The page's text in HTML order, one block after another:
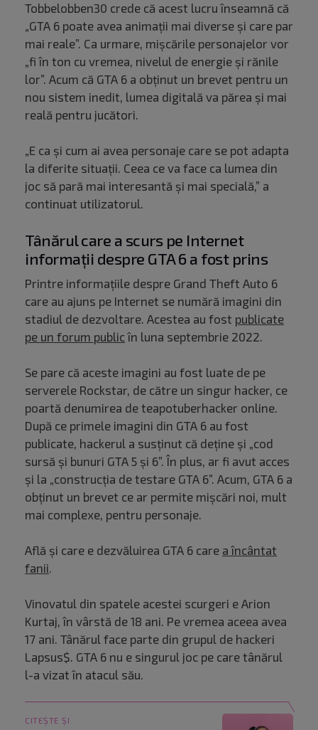
Tobbelobben30 crede că acest lucru înseamnă că
„GTA 6 poate avea animații mai diverse și care par
mai reale”. Ca urmare, mișcările personajelor vor
„fi în ton cu vremea, nivelul de energie și rănile
lor”. Acum că GTA 6 a obținut un brevet pentru un
nou sistem inedit, lumea digitală va părea și mai
reală pentru jucători.
„E ca și cum ai avea personaje care se pot adapta
la diferite situații. Ceea ce va face ca lumea din
joc să pară mai interesantă și mai specială,” a
continuat utilizatorul.
Tânărul care a scurs pe Internet
informații despre GTA 6 a fost prins
Printre informațiile despre Grand Theft Auto 6
care au ajuns pe Internet se numără imagini din
stadiul de dezvoltare. Acestea au fost publicate
pe un forum publicîn luna septembrie 2022.
Se pare că aceste imagini au fost luate de pe
serverele Rockstar, de către un singur hacker, ce
poartă denumirea de teapotuberhacker online.
După ce primele imagini din GTA 6 au fost
publicate, hackerul a susținut că deține și „cod
sursă și bunuri GTA 5 și 6”. În plus, ar fi avut acces
și la „construcția de testare GTA 6”. Acum, GTA 6 a
obținut un brevet ce ar permite mișcări noi, mult
mai complexe, pentru personaje.
Află și care e dezvăluirea GTA 6 care a încântat
fanii.
Vinovatul din spatele acestei scurgeri e Arion
Kurtaj, în vârstă de 18 ani. Pe vremea aceea avea
17 ani. Tânărul face parte din grupul de hackeri
Lapsus$. GTA 6 nu e singurul joc pe care tânărul
l-a vizat în atacul său.
CITEȘTE ȘI